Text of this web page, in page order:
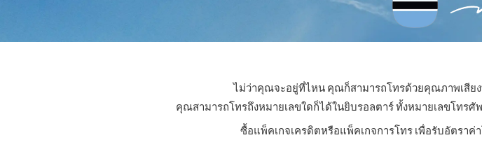
ไม่ว่าคุณจะอยู่ที่ไหน คุณก็สามารถโทรด้วยคุณภาพเสีย
คุณสามารถโทรถึงหมายเลขใดก็ได้ในยิบรอลตาร์ ทั้งหมายเลขโทร
ซื้อแพ็คเกจเครดิตหรือแพ็คเกจการโทร เพื่อรับอัตรา